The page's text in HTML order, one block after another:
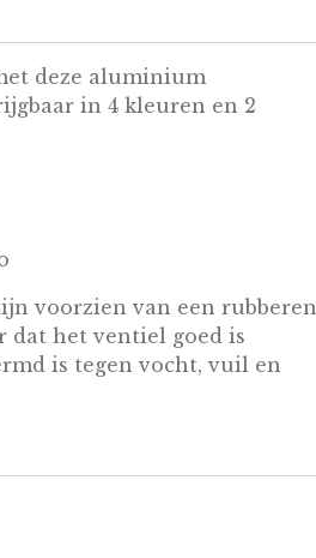
deze aluminium
in 4 kleuren en 2
voorzien van een rubberen
dat het ventiel goed is
is tegen vocht, vuil en